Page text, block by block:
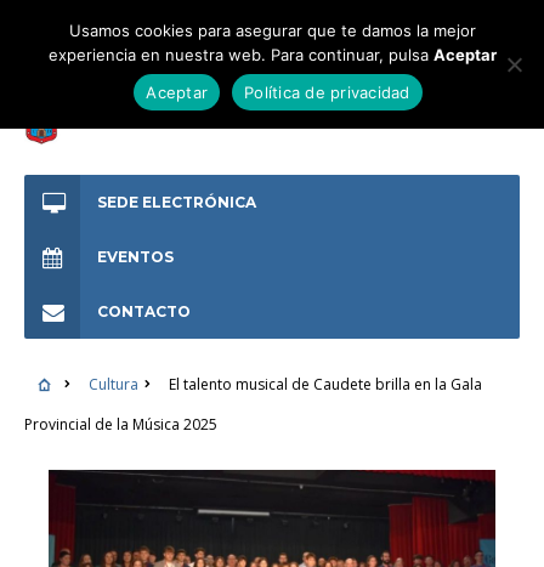
SEDE ELECTRÓNICA
EVENTOS
CONTACTO
Cultura
El talento musical de Caudete brilla en la Gala
Provincial de la Música 2025
Usamos cookies para asegurar que te damos la mejor
experiencia en nuestra web. Para continuar, pulsa Aceptar
Aceptar
Política de privacidad